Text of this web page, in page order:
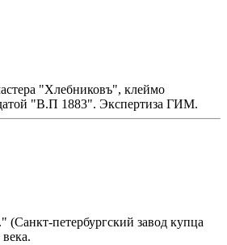
"Хлебниковъ", клеймо
"В.П 1883". Экспертиза ГИМ.
петербургский завод купца